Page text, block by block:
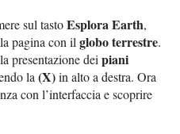
sul tastoEsplora Earth,
pagina con ilglobo terrestre.
presentazione deipiani
la(X)in alto a destra. Ora
con l’interfaccia e scoprire